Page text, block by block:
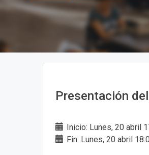
Presentación
Inicio: Lunes, 20 abril
Fin: Lunes, 20 abril